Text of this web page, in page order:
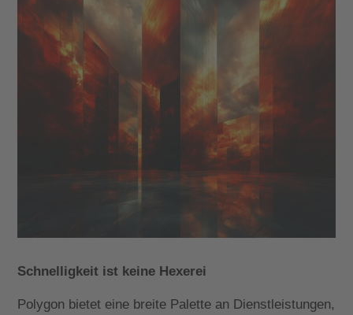
Schnelligkeit ist keine Hexerei
Polygon bietet eine breite Palette an Dienstleistungen,